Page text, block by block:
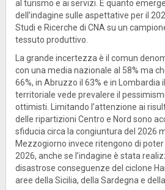
al turismo e ai servizi. È quanto
dell’indagine sulle aspettative per il
Studi e Ricerche di CNA su un
tessuto produttivo.
La grande incertezza è il comun
con una media nazionale al 58% ma
66%, in Abruzzo il 63% e in Lombardia
territoriale vede prevalere il
ottimisti. Limitando l’attenzione ai
delle ripartizioni Centro e Nord sono
sfiducia circa la congiuntura del 2026
Mezzogiorno invece ritengono di poter
2026, anche se l’indagine è stata
disastrose conseguenze del ciclone
aree della Sicilia, della Sardegna e